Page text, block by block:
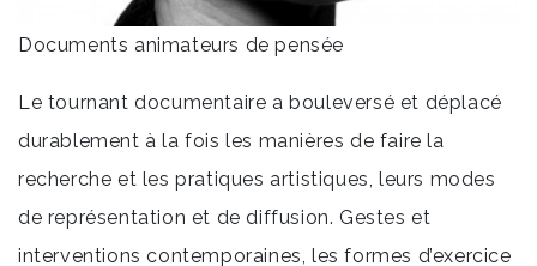
Documents animateurs de pensée
Le tournant documentaire a bouleversé et déplacé
durablement à la fois les manières de faire la
recherche et les pratiques artistiques, leurs modes
de représentation et de diffusion. Gestes et
interventions contemporaines, les formes d’exercice